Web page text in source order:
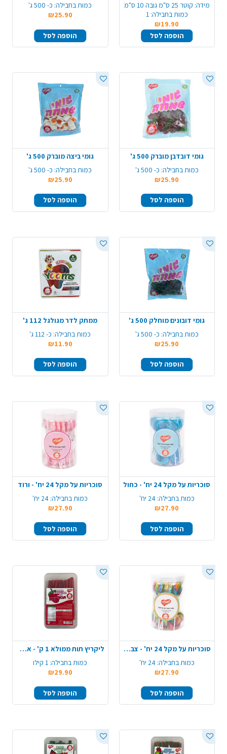
מידה: קוטר 25 ס"מ גובה 10 ס"מ
כמות בחבילה: 1
₪19.90
הוספה לסל
כמות בחבילה: כ- 500 ג'
₪25.90
הוספה לסל
גומי דובדבן מוברק 500 ג'
כמות בחבילה: כ- 500 ג'
₪25.90
הוספה לסל
גומי ביצה מוברק 500 ג'
כמות בחבילה: כ- 500 ג'
₪25.90
הוספה לסל
גומי דובונים מוחלק 500 ג'
כמות בחבילה: כ- 500 ג'
₪25.90
הוספה לסל
ממתק לדר מגולגל 112 ג'
כמות בחבילה: כ- 112 ג'
₪11.90
הוספה לסל
סוכריות על מקל 24 יח' - כחול
כמות בחבילה: 24 יח'
₪27.90
הוספה לסל
סוכריות על מקל 24 יח' - ורוד
כמות בחבילה: 24 יח'
₪27.90
הוספה לסל
סוכריות על מקל 24 יח' - צבעוני
כמות בחבילה: 24 יח'
₪27.90
הוספה לסל
ליקריץ תות ממולא 1 ק' - אדום
כמות בחבילה: 1 קילו
₪29.90
הוספה לסל